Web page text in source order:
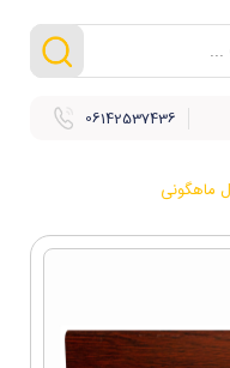
06142537436